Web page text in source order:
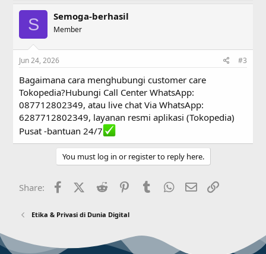
S Semoga-berhasil
Member
Jun 24, 2026 #3
Bagaimana cara menghubungi customer care
Tokopedia?Hubungi Call Center WhatsApp:
087712802349, atau live chat Via WhatsApp:
6287712802349, layanan resmi aplikasi (Tokopedia)
Pusat -bantuan 24/7
You must log in or register to reply here.
Share: FacebookX (Twitter)
Reddit PinterestTumblr WhatsApp
Email
Etika & Privasi di Dunia Digital